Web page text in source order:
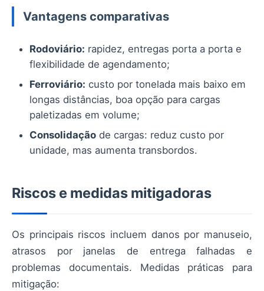
Vantagens comparativas
Rodoviário: rapidez, entregas porta a porta e
flexibilidade de agendamento;
Ferroviário: custo por tonelada mais baixo em
longas distâncias, boa opção para cargas
paletizadas em volume;
Consolidação de cargas: reduz custo por
unidade, mas aumenta transbordos.
Riscos e medidas mitigadoras
Os principais riscos incluem danos por manuseio,
atrasos por janelas de entrega falhadas e
problemas documentais. Medidas práticas para
mitigação: